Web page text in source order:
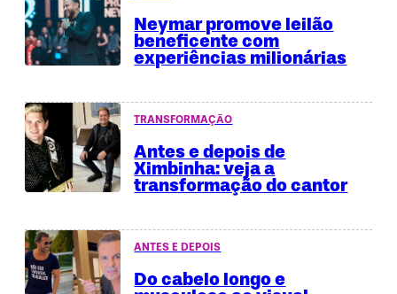
Neymar promove leilão
beneficente com
experiências milionárias
TRANSFORMAÇÃO
Antes e depois de
Ximbinha: veja a
transformação do cantor
ANTES E DEPOIS
Do cabelo longo e